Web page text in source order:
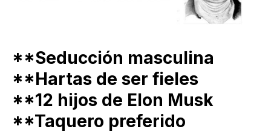
**Seducción masculina
**Hartas de ser fieles
**12 hijos de Elon Musk
**Taquero preferido